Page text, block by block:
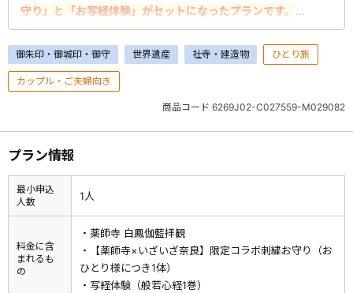
守り」と「お写経体験」がセットになったプランです。
◆◆いざいざ奈良キャンペーン 薬師寺編◆◆
世界遺産・薬師寺は、50年以上にわたり「お写経勧進」による
「白鳳伽藍」の復興を行ってきました。延べ850万巻を超える
勧進数、多くの人々の祈りによって、金堂をはじめ、西塔、中
本プランでは薬師寺「白鳳伽藍」の拝観と、「薬師寺×いざい
ざ奈良」限定のコラボ刺繍お守りの授与
りに向き合う
書きいただいたお写経は薬師寺の復興されたお堂の中に納めら
れ、永代供養されます。
◆◆いざいざ奈良キャンペーン限定コラボ刺繍お守り◆◆
御朱印・御城印・御守 世界遺産 社寺・建造物 ひとり旅
カップル・ご夫婦向き
商品コード 6269J02-C027559-M029082
プラン情報
最小申込
人数
1人
料金に含
まれるも
の
・薬師寺 白鳳伽藍拝観
・【薬師寺×いざいざ奈良】限定コラボ刺繍お守り（お
ひとり様につき1体）
・写経体験（般若心経1巻）